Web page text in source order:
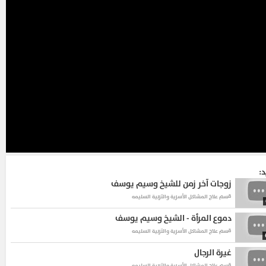
زوجات آخر زمن للشيخ وسيم يوسف
قسم علاج المشاكل الأسرية والتربية السليمه
دموع المرأة - الشيخ وسيم يوسف
قسم علاج المشاكل الأسرية والتربية السليمه
غيرة الرجال